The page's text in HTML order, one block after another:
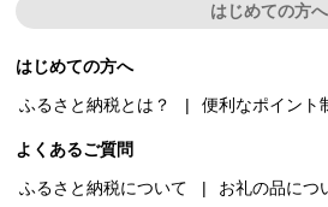
はじめての方へ
はじめての方へ
ふるさと納税とは？
便利なポイント
よくあるご質問
ふるさと納税について
お礼の品につ